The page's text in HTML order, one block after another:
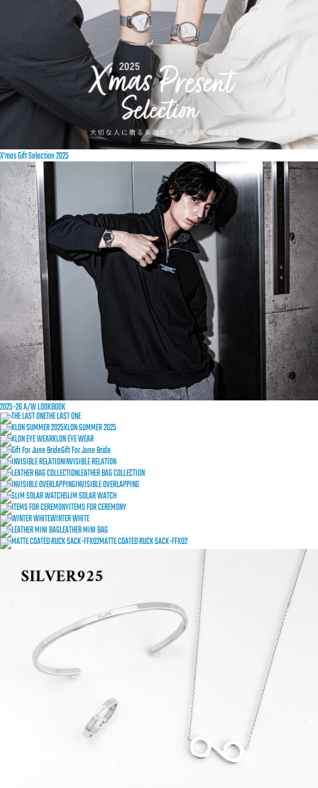
X’mas Gift Selection 2025
2025-26 A/W LOOKBOOK
THE LAST ONE
KLON SUMMER 2025
KLON EYE WEAR
Gift For June Bride
INVISIBLE RELATION
LEATHER BAG COLLECTION
INVISIBLE OVERLAPPING
SLIM SOLAR WATCH
ITEMS FOR CEREMONY
WINTER WHITE
LEATHER MINI BAG
MATTE COATED RUCK SACK-FFX02